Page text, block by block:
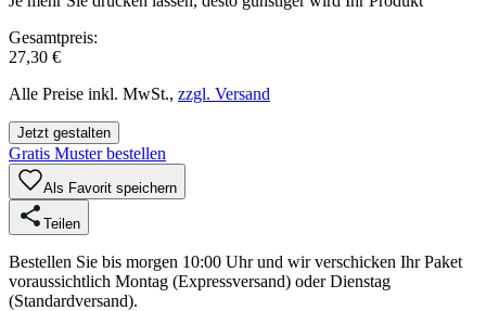
Gesamtpreis:
27,30 €
Alle Preise inkl. MwSt., zzgl. Versand
Jetzt gestalten
Gratis Muster bestellen
Als Favorit speichern
Teilen
Bestellen Sie bis morgen 10:00 Uhr und wir verschicken Ihr Paket
voraussichtlich Montag (Expressversand) oder Dienstag
(Standardversand).